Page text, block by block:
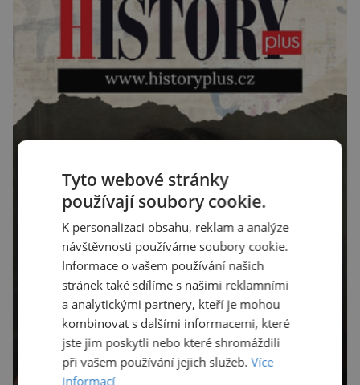
proudy vystupující na povrch, sopky […]
Tyto webové stránky
používají soubory cookie.
K personalizaci obsahu, reklam a analýze
návštěvnosti používáme soubory cookie.
Informace o vašem používání našich
stránek také sdílíme s našimi reklamními
a analytickými partnery, kteří je mohou
kombinovat s dalšími informacemi, které
jste jim poskytli nebo které shromáždili
při vašem používání jejich služeb.Více
informací